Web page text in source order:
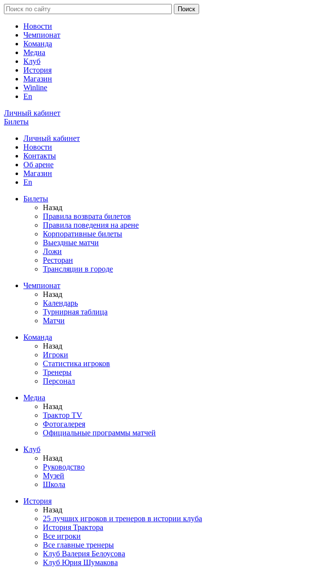
Новости
Чемпионат
Команда
Медиа
Клуб
История
Магазин
Winline
En
Личный кабинет
Билеты
Личный кабинет
Новости
Контакты
Об арене
Магазин
En
Билеты
Назад
Правила возврата билетов
Правила поведения на арене
Корпоративные билеты
Выездные матчи
Ложи
Ресторан
Трансляции в городе
Чемпионат
Назад
Календарь
Турнирная таблица
Матчи
Команда
Назад
Игроки
Статистика игроков
Тренеры
Персонал
Медиа
Назад
Трактор TV
Фотогалерея
Официальные программы матчей
Клуб
Назад
Руководство
Музей
Школа
История
Назад
25 лучших игроков и тренеров в истории клуба
История Трактора
Все игроки
Все главные тренеры
Клуб Валерия Белоусова
Клуб Юрия Шумакова